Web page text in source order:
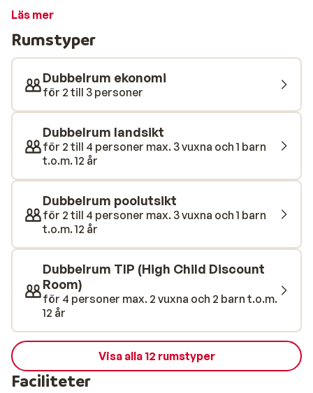
erbjuder flera pooler samt omfattande spa- och
stranden gör det enkelt att njuta av solen och havet.
Med det generösa ultra all inclusive-konceptet kan du
koppla av helt utan bekymmer. Här serveras överdådiga
bufféer och välsmakande à la carte-rätter, och du kan
njuta av varierade måltider under hela dagen. Snacks,
glass och lokala drycker ingår, och med flera barer
utspridda över hotellområdet finns det alltid något
uppfriskande nära till hands. Utbudet av aktiviteter är
stort. Koppla av i spaavdelningen med turkiskt bad,
håll igång i gymmet och prova på vattensporter nere på
stranden. Här finns något för både den som vill varva
ner och den som föredrar en aktiv semester.
Läs mer
Rumstyper
Dubbelrum ekonomi
för 2 till 3 personer
Dubbelrum landsikt
för 2 till 4 personer max. 3 vuxna och 1 barn
t.o.m. 12 år
Dubbelrum poolutsikt
för 2 till 4 personer max. 3 vuxna och 1 barn
t.o.m. 12 år
Dubbelrum TIP (High Child Discount
Room)
för 4 personer max. 2 vuxna och 2 barn t.o.m.
12 år
Visa alla 12 rumstyper
Faciliteter